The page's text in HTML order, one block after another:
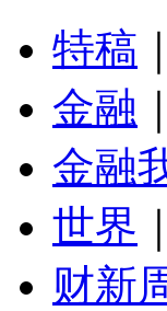
特稿
金融
金融
世界
财新